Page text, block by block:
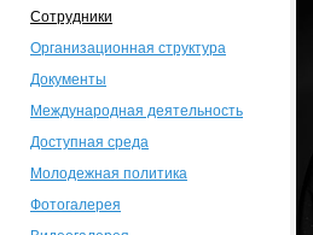
Сотрудники
Организационная структура
Документы
Международная деятельность
Доступная среда
Молодежная политика
Фотогалерея